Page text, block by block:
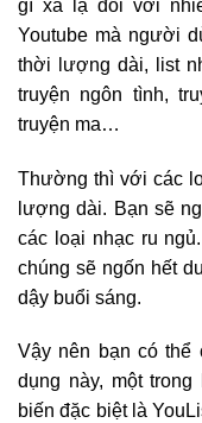
gì xa lạ đối với
Youtube mà người
thời lượng dài, list
truyện ngôn tình,
truyện ma…
Thường thì với các
lượng dài. Bạn sẽ
các loại nhạc ru
chúng sẽ ngốn hết
dậy buổi sáng.
Vậy nên bạn có
dụng này, một
biến đặc biệt là